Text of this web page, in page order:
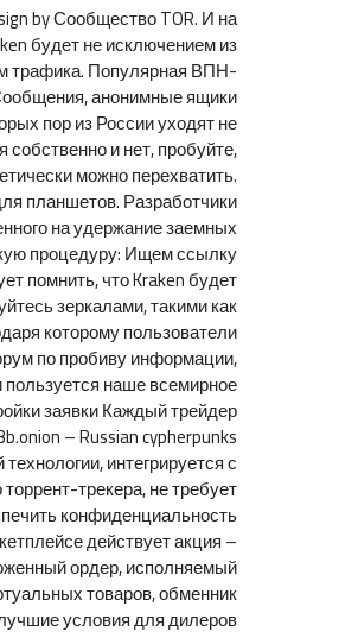
by Сообщество TOR. И на
будет не исключением из
трафика. Популярная ВПН-
анонимные ящики
пор из России уходят не
и нет, пробуйте,
можно перехватить.
планшетов. Разработчики
на удержание заемных
процедуру: Ищем ссылку
помнить, что Kraken будет
зеркалами, такими как
которому пользователи
по пробиву информации,
наше всемирное
заявки Каждый трейдер
– Russian cypherpunks
интегрируется с
трекера, не требует
конфиденциальность
действует акция –
ордер, исполняемый
товаров, обменник
условия для дилеров.